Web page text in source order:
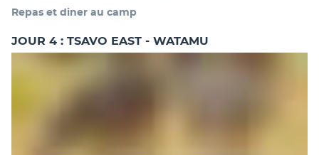
Repas et diner au camp
JOUR 4 : TSAVO EAST - WATAMU